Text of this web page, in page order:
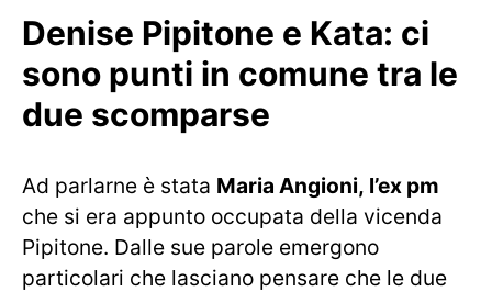
Denise Pipitone e Kata: ci
sono punti in comune tra le
due scomparse
Ad parlarne è stata Maria Angioni, l’ex pm
che si era appunto occupata della vicenda
Pipitone. Dalle sue parole emergono
particolari che lasciano pensare che le due